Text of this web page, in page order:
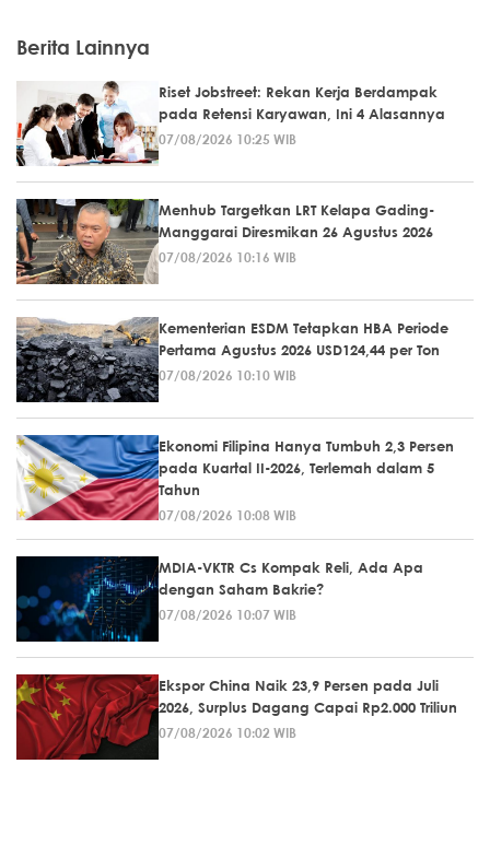
Berita Lainnya
Riset Jobstreet: Rekan Kerja Berdampak
pada Retensi Karyawan, Ini 4 Alasannya
07/08/2026 10:25 WIB
Menhub Targetkan LRT Kelapa Gading-
Manggarai Diresmikan 26 Agustus 2026
07/08/2026 10:16 WIB
Kementerian ESDM Tetapkan HBA Periode
Pertama Agustus 2026 USD124,44 per Ton
07/08/2026 10:10 WIB
Ekonomi Filipina Hanya Tumbuh 2,3 Persen
pada Kuartal II-2026, Terlemah dalam 5
Tahun
07/08/2026 10:08 WIB
MDIA-VKTR Cs Kompak Reli, Ada Apa
dengan Saham Bakrie?
07/08/2026 10:07 WIB
Ekspor China Naik 23,9 Persen pada Juli
2026, Surplus Dagang Capai Rp2.000 Triliun
07/08/2026 10:02 WIB